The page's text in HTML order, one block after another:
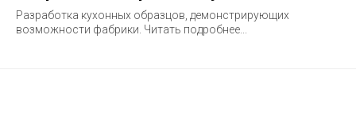
Разработка кухонных образцов, демонстрирующих
возможности фабрики. Читать подробнее...